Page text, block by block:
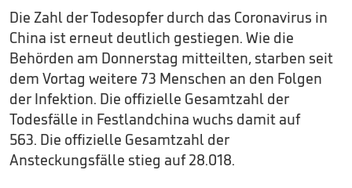
Die Zahl der Todesopfer durch das Coronavirus in
China ist erneut deutlich gestiegen. Wie die
Behörden am Donnerstag mitteilten, starben seit
dem Vortag weitere 73 Menschen an den Folgen
der Infektion. Die offizielle Gesamtzahl der
Todesfälle in Festlandchina wuchs damit auf
563. Die offizielle Gesamtzahl der
Ansteckungsfälle stieg auf 28.018.